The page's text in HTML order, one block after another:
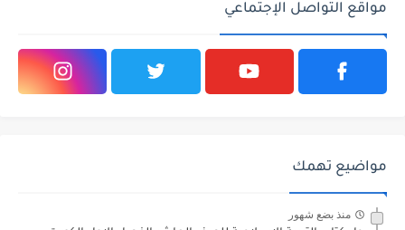
مواقع التواصل الإجتماعي
مواضيع تهمك
منذ بضع شهور